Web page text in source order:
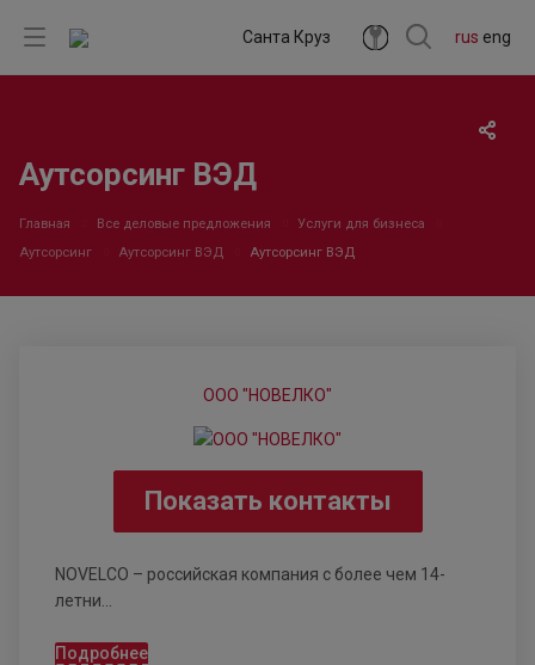
rus eng
Санта Круз
Аутсорсинг ВЭД
Главная Все деловые предложения
Услуги для бизнеса
Аутсорсинг
Аутсорсинг ВЭД Аутсорсинг ВЭД
ООО "НОВЕЛКО"
Показать контакты
NOVELCO – российская компания с более чем 14-
летни...
Подробнее